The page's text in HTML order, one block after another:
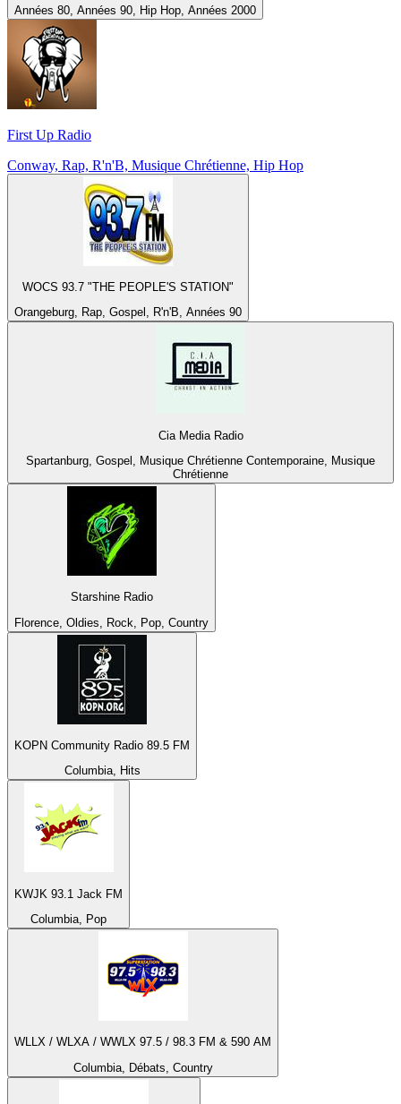
Années 80, Années 90, Hip Hop, Années 2000
First Up Radio
Conway, Rap, R'n'B, Musique Chrétienne, Hip Hop
WOCS 93.7 "THE PEOPLE'S STATION"
Orangeburg, Rap, Gospel, R'n'B, Années 90
Cia Media Radio
Spartanburg, Gospel, Musique Chrétienne Contemporaine, Musique
Chrétienne
Starshine Radio
Florence, Oldies, Rock, Pop, Country
KOPN Community Radio 89.5 FM
Columbia, Hits
KWJK 93.1 Jack FM
Columbia, Pop
WLLX / WLXA / WWLX 97.5 / 98.3 FM & 590 AM
Columbia, Débats, Country